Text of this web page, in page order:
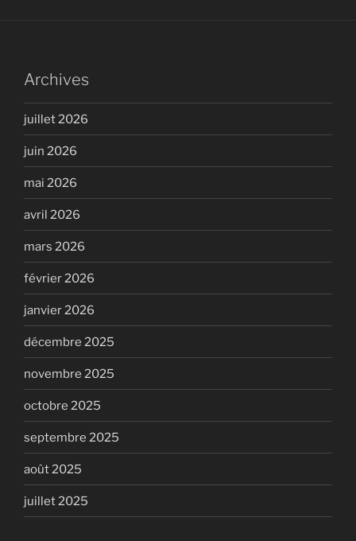
Archives
juillet 2026
juin 2026
mai 2026
avril 2026
mars 2026
février 2026
janvier 2026
décembre 2025
novembre 2025
octobre 2025
septembre 2025
août 2025
juillet 2025